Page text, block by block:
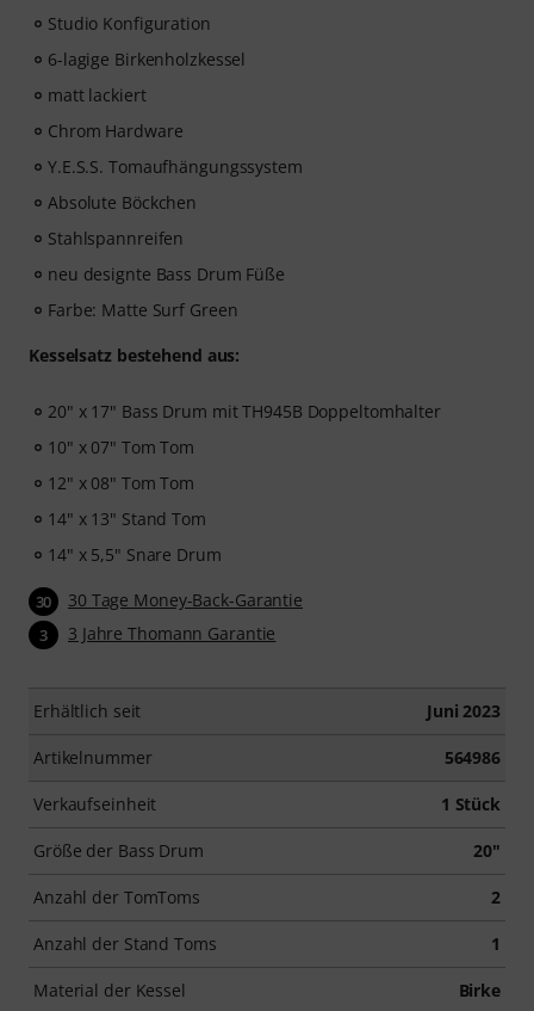
Studio Konfiguration
6-lagige Birkenholzkessel
matt lackiert
Chrom Hardware
Y.E.S.S. Tomaufhängungssystem
Absolute Böckchen
Stahlspannreifen
neu designte Bass Drum Füße
Farbe: Matte Surf Green
Kesselsatz bestehend aus:
20" x 17" Bass Drum mit TH945B Doppeltomhalter
10" x 07" Tom Tom
12" x 08" Tom Tom
14" x 13" Stand Tom
14" x 5,5" Snare Drum
30 30 Tage Money-Back-Garantie
3 3 Jahre Thomann Garantie
Erhältlich seit Juni 2023
Artikelnummer 564986
Verkaufseinheit 1 Stück
Größe der Bass Drum 20"
Anzahl der TomToms 2
Anzahl der Stand Toms 1
Material der Kessel Birke